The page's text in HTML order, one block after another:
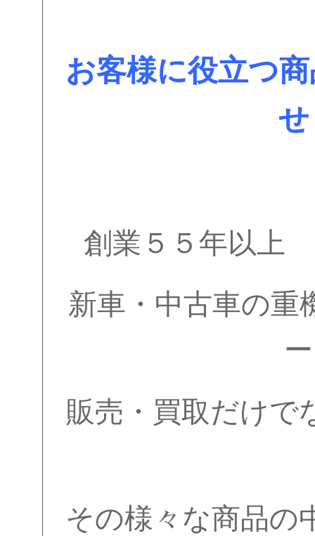
お客様に役立つ
創業５５年以上
新車・中古車の重
販売・買取だけで
その様々な商品の